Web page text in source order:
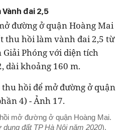
đai 2,5
đường ở quận Hoàng Mai
thu hồi làm vành đai 2,5 từ
Giải Phóng với diện tích
dài khoảng 160 m.
mở đường ở quận Hoàng Mai.
dụng đất TP Hà Nội năm 2020).